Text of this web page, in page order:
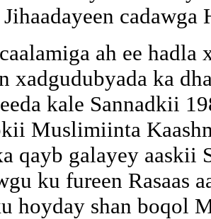
cadawga
ah ee
xadgudubyada ka
kale Sannadkii
Muslimiinta
qayb galayey aaskii
ku fureen Rasaas
hoyday shan boqol